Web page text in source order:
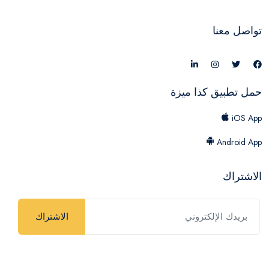
تواصل معنا
حمل تطبيق كذا ميزة
iOS App
Android App
الاشتراك
الاشتراك